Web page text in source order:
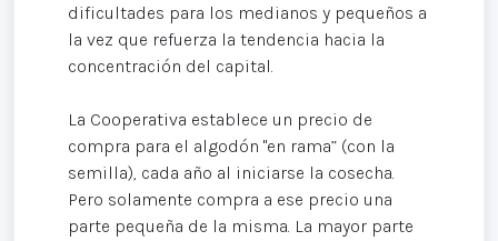
dificultades para los medianos y pequeños a
la vez que refuerza la tendencia hacia la
concentración del capital.
La Cooperativa establece un precio de
compra para el algodón "en rama” (con la
semilla), cada año al iniciarse la cosecha.
Pero solamente compra a ese precio una
parte pequeña de la misma. La mayor parte